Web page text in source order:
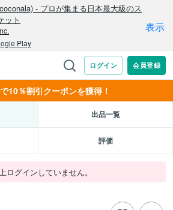
10％割引クーポンを獲得！
出品一覧
評価
ログインしていません。